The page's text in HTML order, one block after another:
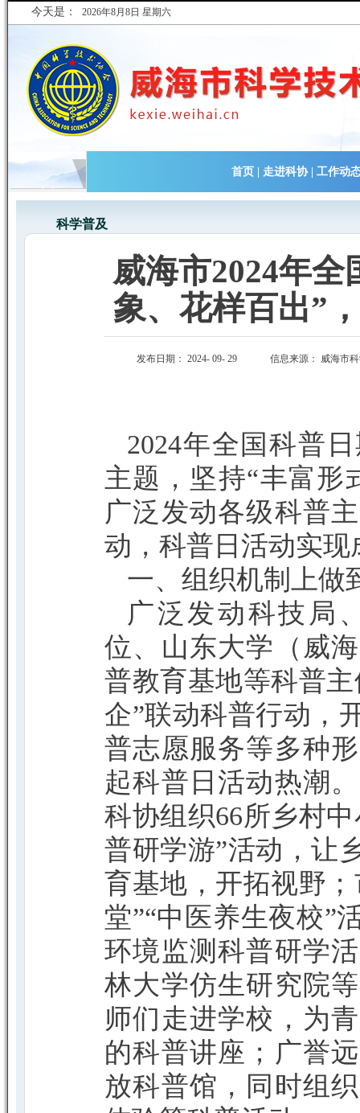
今天是： 2026年8月8日 星期六
首页 走进科协|工作动
科学普及
威海市2024年
象、花样百出”
发布日期： 2024- 09- 29 信息来源： 威海市
2024年全国科普
主题，坚持“丰富形
广泛发动各级科普
动，科普日活动实
一、组织机制上做
广泛发动科技局
位、山东大学（威
普教育基地等科普
企”联动科普行动，
普志愿服务等多种
起科普日活动热潮
科协组织66所乡村
普研学游”活动，让
育基地，开拓视野
堂”“中医养生夜校”
环境监测科普研学
林大学仿生研究院
师们走进学校，为
的科普讲座；广誉
放科普馆，同时组